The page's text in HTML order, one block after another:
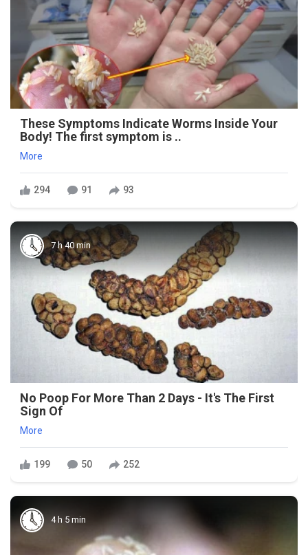
These Symptoms Indicate Worms Inside Your
Body! The first symptom is ..
More
294 91 93
7 h 40 min
No Poop For More Than 2 Days - It's The First
Sign Of
More
199 50 252
4 h 5 min